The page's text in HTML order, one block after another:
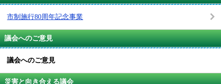
市制施行80周年記念事業
議会へのご意見
議会へのご意見
災害と向き合える議会